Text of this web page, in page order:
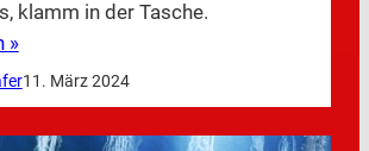
klamm in der Tasche.
»
11. März 2024